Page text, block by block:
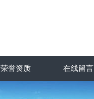
荣誉资质 在线留言